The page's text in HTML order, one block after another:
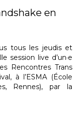
en
tous les jeudis et
session live d’un·e
Rencontres Trans
à l’ESMA (École
Rennes), par la